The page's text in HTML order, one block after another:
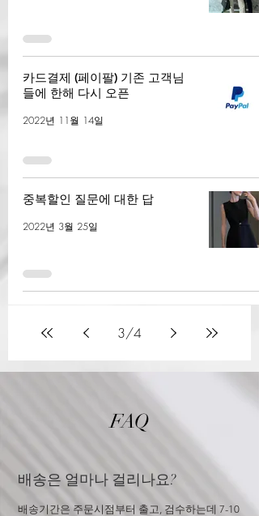
카드결제 (페이팔) 기존 고객님
들에 한해 다시 오픈
2022년 11월 14일
중복할인 질문에 대한 답
2022년 3월 25일
3/4
FAQ
배송은 얼마나 걸리나요?
배송기간은 주문시점부터 출고, 검수하는데 7-10